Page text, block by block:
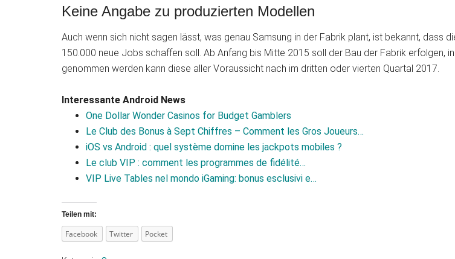
Keine Angabe zu produzierten Modellen
Auch wenn sich nicht sagen lässt, was genau Samsung in der Fabrik plant, ist bekannt, dass
150.000 neue Jobs schaffen soll. Ab Anfang bis Mitte 2015 soll der Bau der Fabrik erfolgen,
genommen werden kann diese aller Voraussicht nach im dritten oder vierten Quartal 2017.
Interessante Android News
One Dollar Wonder Casinos for Budget Gamblers
Le Club des Bonus à Sept Chiffres – Comment les Gros Joueurs…
iOS vs Android : quel système domine les jackpots mobiles ?
Le club VIP : comment les programmes de fidélité…
VIP Live Tables nel mondo iGaming: bonus esclusivi e…
Teilen mit:
Facebook Twitter Pocket